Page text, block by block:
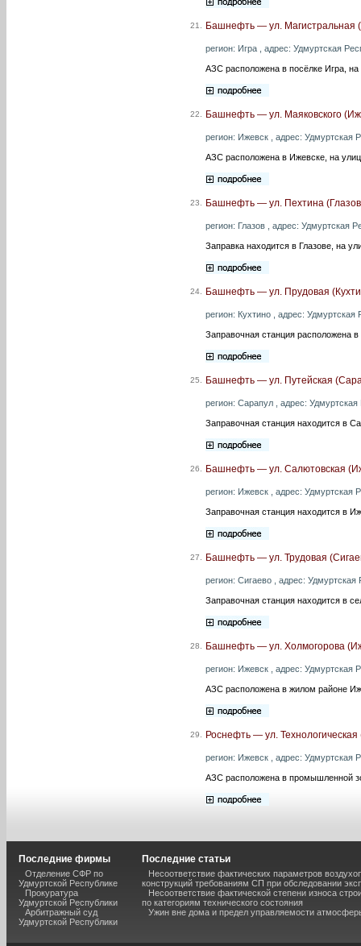
21. Башнефть — ул. Магистральная
регион: Игра , адрес: Удмуртская
АЗС расположена в посёлке Игра, на
22. Башнефть — ул. Маяковского
регион: Ижевск , адрес: Удмуртская
АЗС расположена в Ижевске, на
23. Башнефть — ул. Пехтина
регион: Глазов , адрес: Удмуртская
Заправка находится в Глазове, на
24. Башнефть — ул. Прудовая
регион: Кухтино , адрес:
Заправочная станция расположена в
25. Башнефть — ул. Путейская
регион: Сарапул , адрес:
Заправочная станция находится в
26. Башнефть — ул. Салютовская
регион: Ижевск , адрес: Удмуртская
Заправочная станция находится в
27. Башнефть — ул. Трудовая
регион: Сигаево , адрес:
Заправочная станция находится в
28. Башнефть — ул. Холмогорова
регион: Ижевск , адрес: Удмуртская
АЗС расположена в жилом районе
29. Роснефть — ул. Технологическая
регион: Ижевск , адрес: Удмуртская
АЗС расположена в промышленной
Последние фирмы
Отделение СФР по
Удмуртской Республике
Прокуратура
Удмуртской Республики
Арбитражный суд
Удмуртской Республики
Последние статьи
Несоответствие фактических параметров
конструкций требованиям СП при обследовании
Несоответствие фактической степени износа
по категориям технического состояния
Ужин вне дома и предел управляемости